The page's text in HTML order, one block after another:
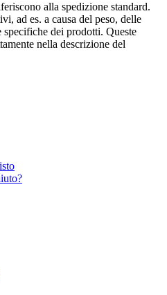
alla spedizione standard.
ad es. a causa del peso, delle
dei prodotti. Queste
nella descrizione del